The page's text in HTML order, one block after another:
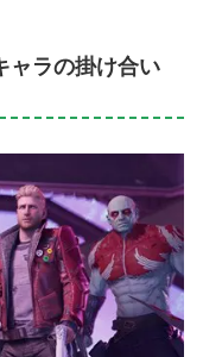
ャラの掛け合い